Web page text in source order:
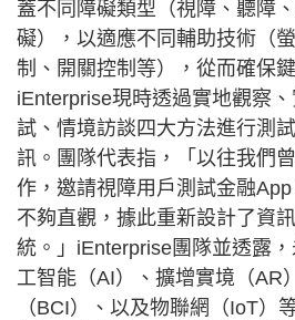
蓋不同障礙類型（視障、聽障
礙），以適應不同輔助技術（
制、開關控制等），從而確保
iEnterprise現時透過實地觀察
試、情境訪談四大方法進行測
訊。團隊代表指，「以往我們
作，邀請視障用戶測試金融
不夠直觀，據此重新設計了資
統。」iEnterprise團隊並透露
工智能（AI）、擴增實境（AR
（BCI）、以及物聯網（IoT）